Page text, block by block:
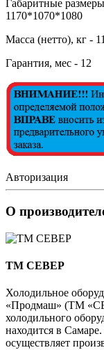
Габаритные
1170*1070*1080
Масса (нетто), кг -
Гарантия, мес - 12
Авторизация
О
ТМ СЕВЕР
Холодильное
«Продмаш» (ТМ
холодильного
находится в
осуществляет